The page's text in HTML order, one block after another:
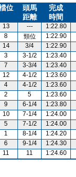
位
頭馬
距離
完成
時間
13 --- 1:22.80
8 頸位 1:22.90
14 3/4 1:22.90
3 3-1/2 1:23.40
7 3-3/4 1:23.40
12 4-1/2 1:23.60
4 4-1/2 1:23.60
2 5 1:23.60
9 6-1/4 1:23.80
10 7-1/4 1:24.00
5 7-1/2 1:24.00
1 8-1/4 1:24.20
6 9-1/4 1:24.30
11 11 1:24.60